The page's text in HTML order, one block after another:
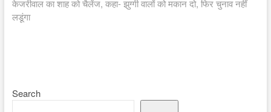
post:
केजरीवाल का शाह को चैलेंज, कहा- झुग्गी वालों को मकान दो, फिर चुनाव नहीं
लडूंगा
Search